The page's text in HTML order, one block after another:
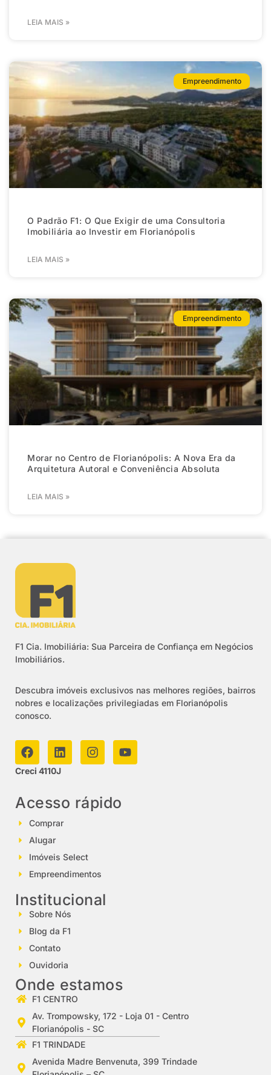
LEIA MAIS »
Empreendimento
O Padrão F1: O Que Exigir de uma Consultoria
Imobiliária ao Investir em Florianópolis
LEIA MAIS »
Empreendimento
Morar no Centro de Florianópolis: A Nova Era da
Arquitetura Autoral e Conveniência Absoluta
LEIA MAIS »
F1 Cia. Imobiliária: Sua Parceira de Confiança em Negócios
Imobiliários.
Descubra imóveis exclusivos nas melhores regiões, bairros
nobres e localizações privilegiadas em Florianópolis
conosco.
Creci 4110J
Acesso rápido
Comprar
Alugar
Imóveis Select
Empreendimentos
Institucional
Sobre Nós
Blog da F1
Contato
Ouvidoria
Onde estamos
F1 CENTRO
Av. Trompowsky, 172 - Loja 01 - Centro
Florianópolis - SC
F1 TRINDADE
Avenida Madre Benvenuta, 399 Trindade